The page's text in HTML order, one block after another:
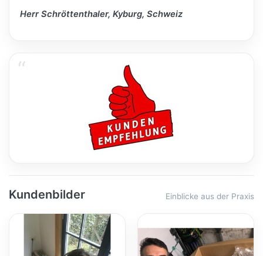
Herr Schröttenthaler, Kyburg, Schweiz
Kundenbilder Einblicke aus der Praxis